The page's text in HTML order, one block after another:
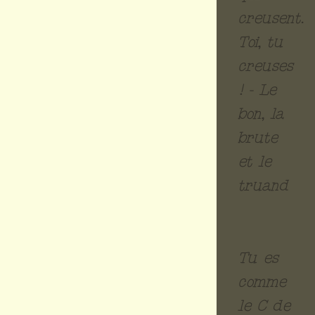
creusent.
Toi, tu
creuses
! - Le
bon, la
brute
et le
truand
Tu es
comme
le C de